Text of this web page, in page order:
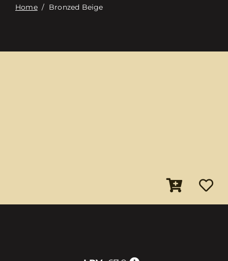
Home/ Bronzed Beige